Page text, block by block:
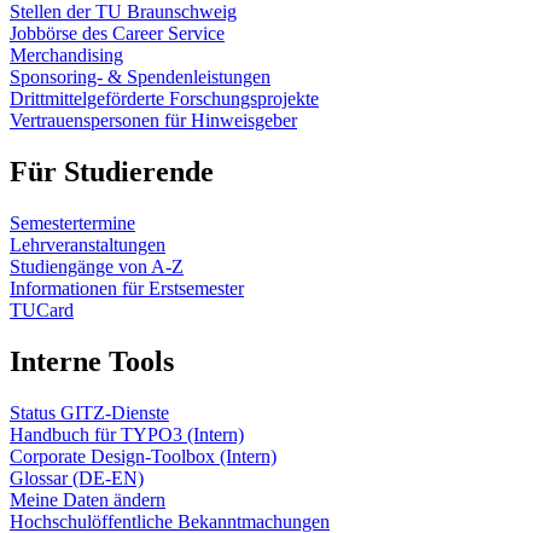
Stellen der TU Braunschweig
Jobbörse des Career Service
Merchandising
Sponsoring- & Spendenleistungen
Drittmittelgeförderte Forschungsprojekte
Vertrauenspersonen für Hinweisgeber
Für Studierende
Semestertermine
Lehrveranstaltungen
Studiengänge von A-Z
Informationen für Erstsemester
TUCard
Interne Tools
Status GITZ-Dienste
Handbuch für TYPO3 (Intern)
Corporate Design-Toolbox (Intern)
Glossar (DE-EN)
Meine Daten ändern
Hochschulöffentliche Bekanntmachungen